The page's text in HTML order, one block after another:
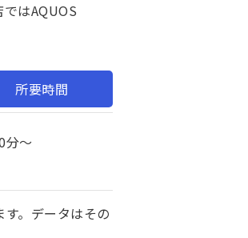
はAQUOS
所要時間
分〜
。データはその